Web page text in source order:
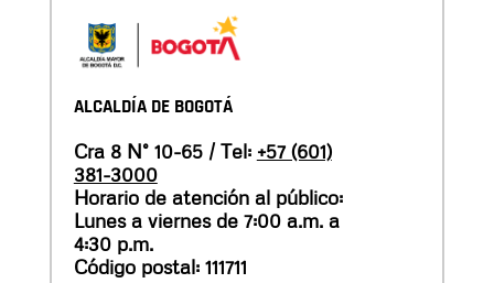
ALCALDÍA DE BOGOTÁ
Cra 8 N° 10-65 / Tel: +57 (601)
381-3000
Horario de atención al público:
Lunes a viernes de 7:00 a.m. a
4:30 p.m.
Código postal: 111711